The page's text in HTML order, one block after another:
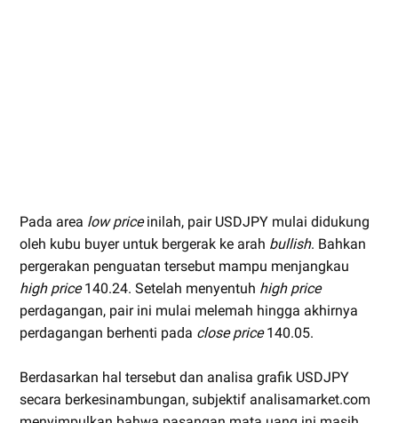
Pada area low priceinilah, pair USDJPY mulai didukung
oleh kubu buyer untuk bergerak ke arah bullish. Bahkan
pergerakan penguatan tersebut mampu menjangkau
high price140.24. Setelah menyentuh high price
perdagangan, pair ini mulai melemah hingga akhirnya
perdagangan berhenti pada close price140.05.
Berdasarkan hal tersebut dan analisa grafik USDJPY
secara berkesinambungan, subjektif analisamarket.com